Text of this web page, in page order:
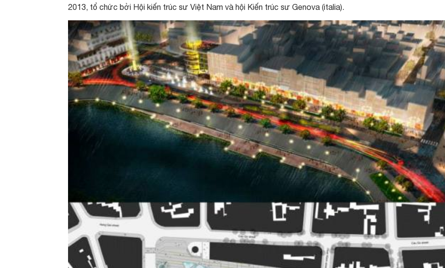
2013, tổ chức bởi Hội kiến trúc sư Việt Nam và hội Kiến trúc sư Genova (italia).